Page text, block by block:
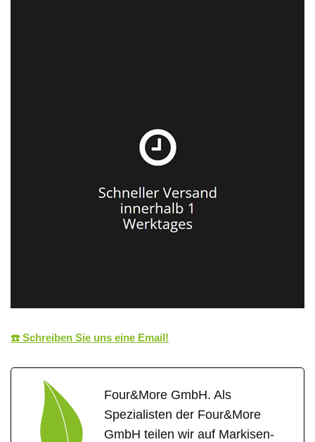
☎️ Schreiben Sie uns eine Email!
Four&More GmbH. Als
Spezialisten der Four&More
GmbH teilen wir auf Markisen-